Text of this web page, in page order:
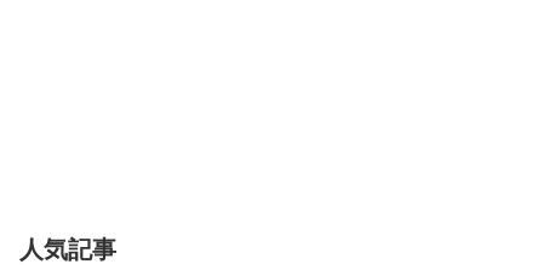
人気記事